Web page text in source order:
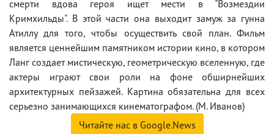
смерти вдова героя ищет мести в "Возмездии
Кримхильды". В этой части она выходит замуж за гунна
Атиллу для того, чтобы осуществить свой план. Фильм
является ценнейшим памятником истории кино, в котором
Ланг создает мистическую, геометрическую вселенную, где
актеры играют свои роли на фоне обширнейших
архитектурных пейзажей. Картина обязательна для всех
серьезно занимающихся кинематографом. (М. Иванов)
Читайте нас в Google.News